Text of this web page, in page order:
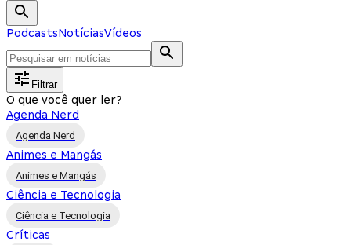
PodcastsNotíciasVídeos
Filtrar
O que você quer ler?
Agenda Nerd
Agenda Nerd
Animes e Mangás
Animes e Mangás
Ciência e Tecnologia
Ciência e Tecnologia
Críticas